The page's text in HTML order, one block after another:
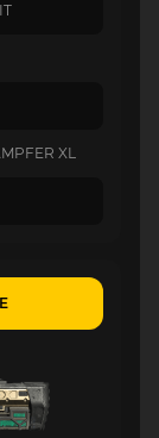
XL